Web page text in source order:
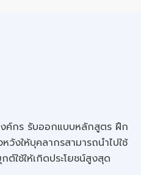
ค์กร รับออกแบบหลักสูตร ฝึก
วังให้บุคลากรสามารถนำไปใช้
ต์ใช้ให้เกิดประโยชน์สูงสุด